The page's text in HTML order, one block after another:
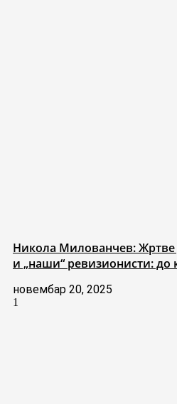
Никола Милованчев: Жртве
и „наши“ ревизионисти: до
новембар 20, 2025